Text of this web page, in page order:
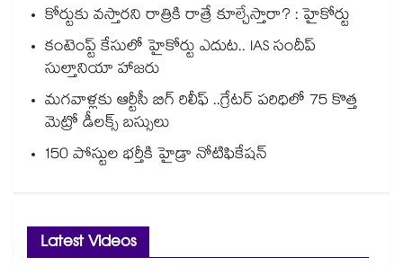
కోర్టుకు వస్తారని రాత్రికి రాత్రే కూల్చేస్తారా? : హైకోర్టు
కంటెంప్ట్ కేసులో హైకోర్టు ఎదుట.. IAS సందీప్
సుల్తానియా హాజరు
మగవాళ్లకు ఆర్టీసీ బిగ్ రిలీఫ్ ..గ్రేటర్ పరిధిలో 75 కొత్త
మెట్రో డీలక్స్ బస్సులు
150 పోస్టుల భర్తీకి హైడ్రా నోటిఫికేషన్
Latest Videos